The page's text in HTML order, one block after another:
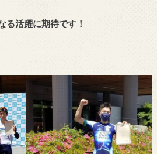
る活躍に期待です！